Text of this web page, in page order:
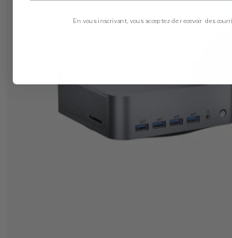
En vous inscrivant, vous acceptez de recevoir des